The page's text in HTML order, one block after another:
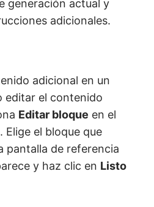
generación actual y
adicionales.
adicional en un
editar el contenido
Editar bloque en el
Elige el bloque que
pantalla de referencia
y haz clic en Listo